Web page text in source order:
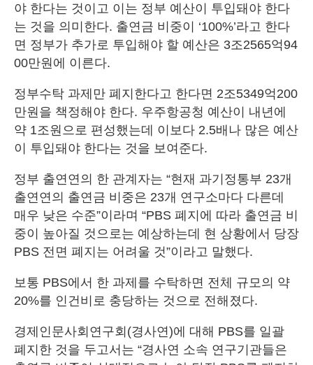
야 한다는 것이고 이는 정부 예산이 투입돼야 한다
는 것을 의미한다. 출연금 비중이 ‘100%’라고 한다
면 정부가 추가로 투입해야 할 예산은 3조2565억94
00만원에 이른다.
정부수탁 과제만 폐지한다고 한다면 2조5349억200
만원을 책정해야 한다. 우주항공청 예산이 내년에
약 1조원으로 편성했는데 이보다 2.5배나 많은 예산
이 투입돼야 한다는 것을 보여준다.
정부 출연연의 한 관계자는 “현재 과기정통부 23개
출연연의 출연금 비중은 23개 연구소마다 다른데
매우 낮은 수준”이라며 “PBS 폐지에 따라 출연금 비
중이 높아질 것으로는 예상하는데 현 상황에서 당장
PBS 전면 폐지는 어려울 것”이라고 말했다.
보통 PBS에서 한 과제를 수탁하면 전체 규모의 약
20%를 인건비로 충당하는 것으로 전해졌다.
경제인문사회연구회(경사연)에 대해 PBS를 일괄
폐지한 것을 두고서는 “경사연 소속 연구기관들은